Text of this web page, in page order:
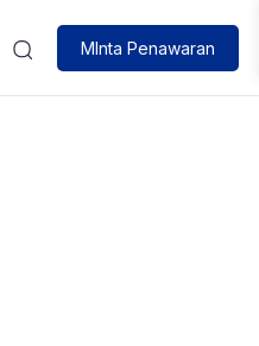
MInta Penawaran